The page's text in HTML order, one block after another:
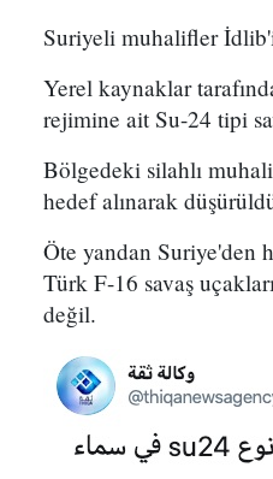
Suriyeli muhalifler
Yerel kaynaklar
rejimine ait Su-24 tipi
Bölgedeki silahlı
hedef alınarak
Öte yandan Suriye'den
Türk F-16 savaş
değil.